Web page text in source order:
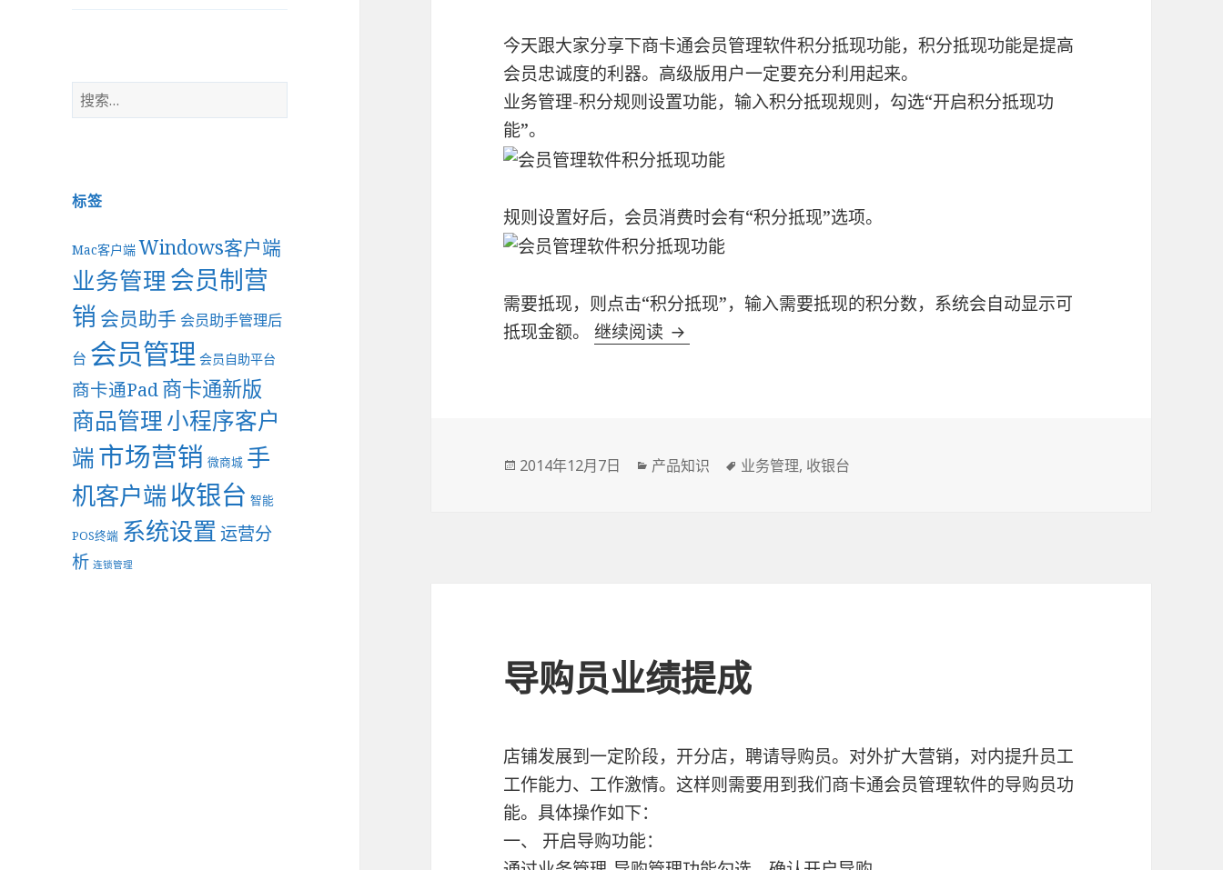
搜
索
标签
Mac客户端 Windows客户端
业务管理 会员制营
销 会员助手 会员助手管理后
台 会员管理 会员自助平台
商卡通Pad商卡通新版
商品管理小程序客户
端市场营销 微商城 手
机客户端收银台 智能
POS终端 系统设置运营分
析 连锁管理
今天跟大家分享下商卡通会员管理软件积分抵现功能，积分抵现功能是提高
会员忠诚度的利器。高级版用户一定要充分利用起来。
业务管理-积分规则设置功能，输入积分抵现规则，勾选“开启积分抵现功
能”。
规则设置好后，会员消费时会有“积分抵现”选项。
需要抵现，则点击“积分抵现”，输入需要抵现的积分数，系统会自动显示可
抵现金额。继续阅读 会员管理软件积分抵现功能
Posted
2014年12月7日 Categories
产品知识 Tags
业务管理, 收银台
导购员业绩提成
店铺发展到一定阶段，开分店，聘请导购员。对外扩大营销，对内提升员工
工作能力、工作激情。这样则需要用到我们商卡通会员管理软件的导购员功
能。具体操作如下：
一、 开启导购功能：